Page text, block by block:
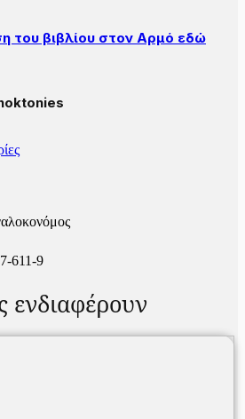
του βιβλίου στον Αρμό εδώ
611-9
ενδιαφέρουν